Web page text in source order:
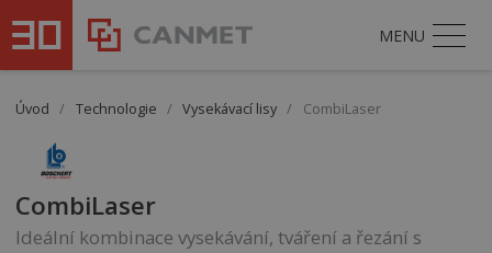
MENU
Úvod / Technologie / Vysekávací lisy / CombiLaser
CombiLaser
Ideální kombinace vysekávání, tváření a řezání s